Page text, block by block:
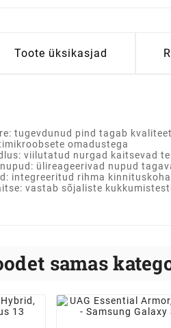
Toote üksikasjad
tugevdunud pind tagab
omadustega
viilutatud nurgad kaitsevad
ülireageerivad nupud
integreeritud rihma
vastab sõjaliste
samas